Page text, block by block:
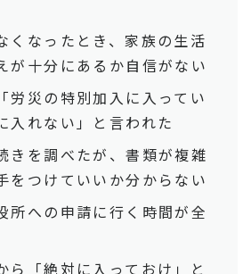
くなったとき、家族の生活
が十分にあるか自信がない
労災の特別加入に入ってい
入れない」と言われた
きを調べたが、書類が複雑
をつけていいか分からない
所への申請に行く時間が全
ら「絶対に入っておけ」と